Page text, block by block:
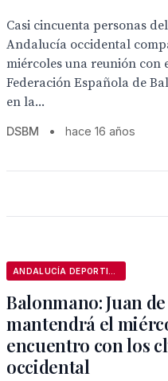
Casi cincuenta personas
Andalucía occidental
miércoles una reunión con
Federación Española de
en la...
DSBM • hace 16 años
Balonmano: Juan
mantendrá el
encuentro con los
occidental